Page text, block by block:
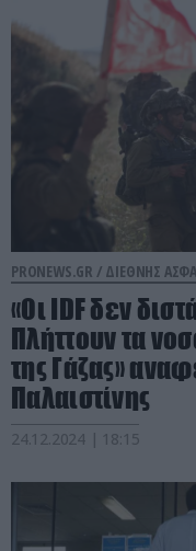
PRONEWS.GR / ΔΙΕΘΝΗΣ
«Οι IDF δεν
Πλήττουν τα
της Γάζας»
Παλαιστίνης
24.12.2024 | 18:15